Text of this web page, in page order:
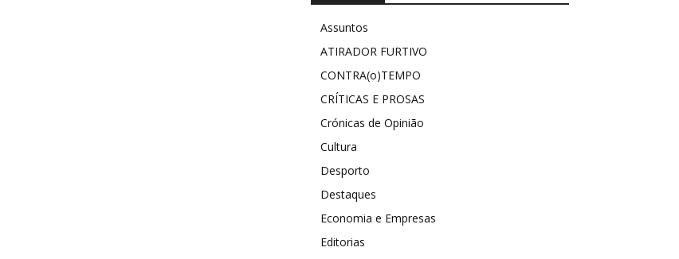
Assuntos
ATIRADOR FURTIVO
CONTRA(o)TEMPO
CRÍTICAS E PROSAS
Crónicas de Opinião
Cultura
Desporto
Destaques
Economia e Empresas
Editorias